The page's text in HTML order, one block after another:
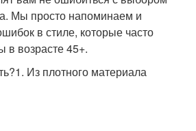
Мы просто напоминаем и
в стиле, которые часто
возрасте 45+.
Из плотного материала